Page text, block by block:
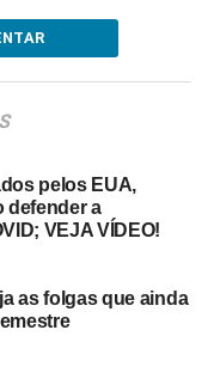
pelos EUA,
defender a
VEJA VÍDEO!
as folgas que ainda